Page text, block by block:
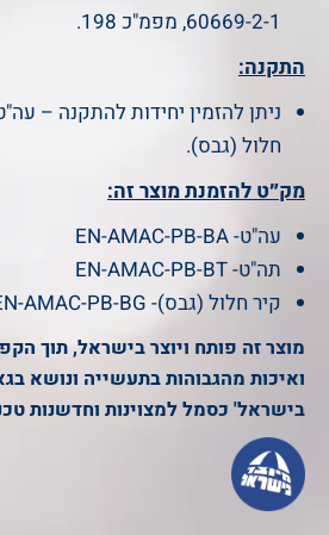
60669-2-1, מפמ"כ 198.
התקנה:
ניתן להזמין יחידות להתקנה –
חלול (גבס).
מק״ט להזמנת מוצר זה:
עה"ט- EN-AMAC-PB-BA
תה"ט- EN-AMAC-PB-BT
קיר חלול (גבס)- EN-AMAC-PB-BG
מוצר זה פותח ויוצר בישראל, תוך
ואיכות מהגבוהות בתעשייה ונושא
בישראל' כסמל למצוינות וחדשנות